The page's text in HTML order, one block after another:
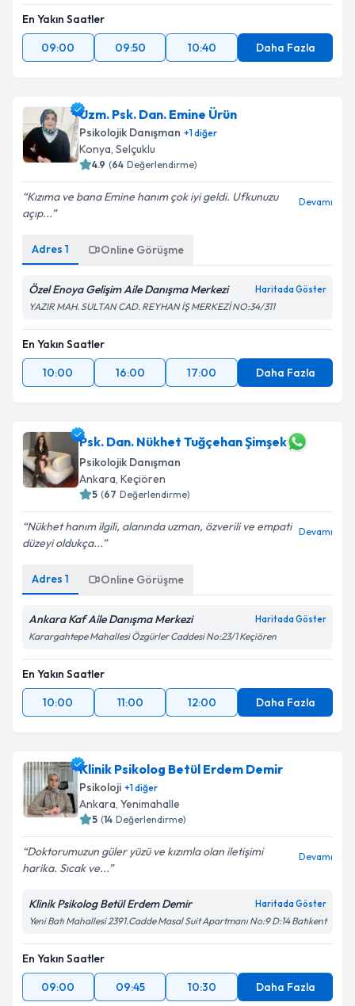
En Yakın Saatler
09:00
09:50 10:40 Daha Fazla
Uzm. Psk. Dan. Emine Ürün
Psikolojik Danışman +1diğer
Konya, Selçuklu
4.9 (64 Değerlendirme)
Kızıma ve bana Emine hanım çok iyi geldi. Ufkunuzu
açıp...
Devamı
Adres 1 Online Görüşme
Özel Enoya Gelişim Aile Danışma Merkezi Haritada Göster
YAZIR MAH. SULTAN CAD. REYHAN İŞ MERKEZİ NO:34/311
En Yakın Saatler
10:00
16:00 17:00 Daha Fazla
Psk. Dan. Nükhet Tuğçehan Şimşek
Psikolojik Danışman
Ankara, Keçiören
5 (67 Değerlendirme)
Nükhet hanım ilgili, alanında uzman, özverili ve empati
düzeyi oldukça...
Devamı
Adres 1 Online Görüşme
Ankara Kaf Aile Danışma Merkezi Haritada Göster
Karargahtepe Mahallesi Özgürler Caddesi No:23/1 Keçiören
En Yakın Saatler
10:00
11:00 12:00 Daha Fazla
Klinik Psikolog Betül Erdem Demir
Psikoloji +1diğer
Ankara, Yenimahalle
5 (14 Değerlendirme)
Doktorumuzun güler yüzü ve kızımla olan iletişimi
harika. Sıcak ve...
Devamı
Klinik Psikolog Betül Erdem Demir Haritada Göster
Yeni Batı Mahallesi 2391.Cadde Masal Suit Apartmanı No:9 D:14 Batıkent
En Yakın Saatler
09:00
09:45 10:30 Daha Fazla